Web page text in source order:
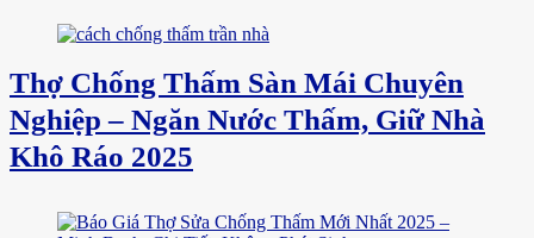
Thợ Chống Thấm Sàn Mái Chuyên
Nghiệp – Ngăn Nước Thấm, Giữ Nhà
Khô Ráo 2025